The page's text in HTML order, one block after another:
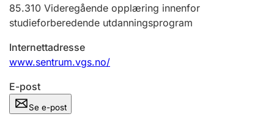
85.310 Videregående opplæring innenfor
studieforberedende utdanningsprogram
Internettadresse
www.sentrum.vgs.no/
E-post
Se e-post